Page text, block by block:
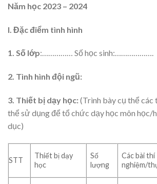
Năm học 2023 – 2024
I. Đặc điểm tình hình
1. Số lớp:…………… Số học sinh:……………….
2. Tình hình đội ngũ:
3. Thiết bị dạy học:(Trình bày cụ thể các
thể sử dụng để tổ chức dạy học môn học/
dục)
STT
Thiết bị dạy
học
Số
lượng
Các bài thí
nghiệm/